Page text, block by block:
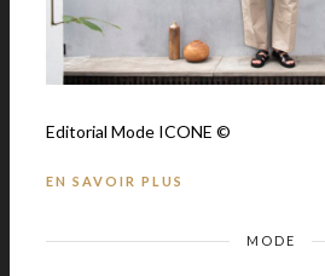
Editorial Mode ICONE ©
EN SAVOIR PLUS
MODE